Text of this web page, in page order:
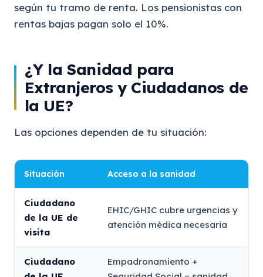
según tu tramo de renta. Los pensionistas con
rentas bajas pagan solo el 10%.
¿Y la Sanidad para
Extranjeros y Ciudadanos de
la UE?
Las opciones dependen de tu situación:
Situación Acceso a la sanidad
Ciudadano
de la UE de
visita
EHIC/GHIC cubre urgencias y
atención médica necesaria
Ciudadano
Empadronamiento +